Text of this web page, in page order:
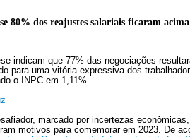
80% dos reajustes salariais ficaram